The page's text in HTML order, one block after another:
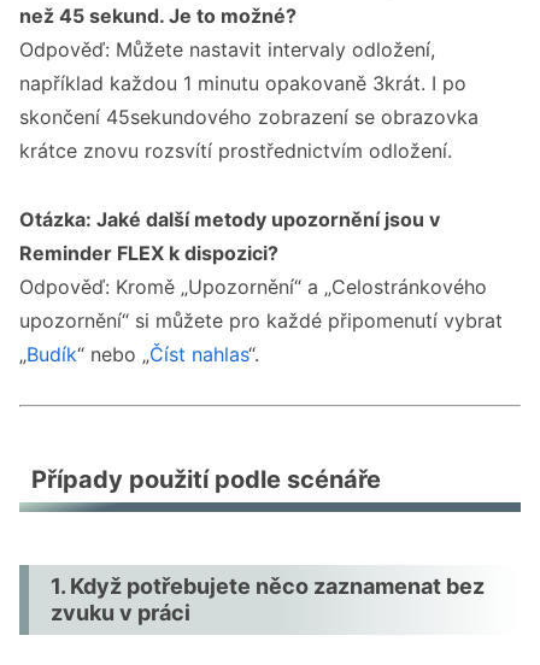
než 45 sekund. Je to možné?
Odpověď: Můžete nastavit intervaly odložení,
například každou 1 minutu opakovaně 3krát. I po
skončení 45sekundového zobrazení se obrazovka
krátce znovu rozsvítí prostřednictvím odložení.
Otázka: Jaké další metody upozornění jsou v
Reminder FLEX k dispozici?
Odpověď: Kromě „Upozornění“ a „Celostránkového
upozornění“ si můžete pro každé připomenutí vybrat
„Budík“ nebo „Číst nahlas“.
Případy použití podle scénáře
1. Když potřebujete něco zaznamenat bez
zvuku v práci